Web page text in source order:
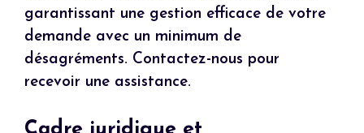
garantissant une gestion efficace de votre
demande avec un minimum de
désagréments. Contactez-nous pour
recevoir une assistance.